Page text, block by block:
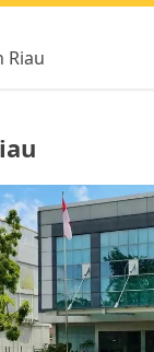
Riau